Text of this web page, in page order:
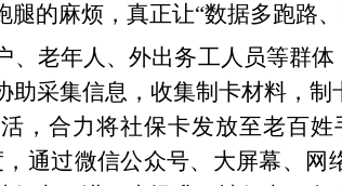
的麻烦，真正让“数据多跑路、
、老年人、外出务工人员等群体
助采集信息，收集制卡材料，
，合力将社保卡发放至老百
通过微信公众号、大屏幕、网